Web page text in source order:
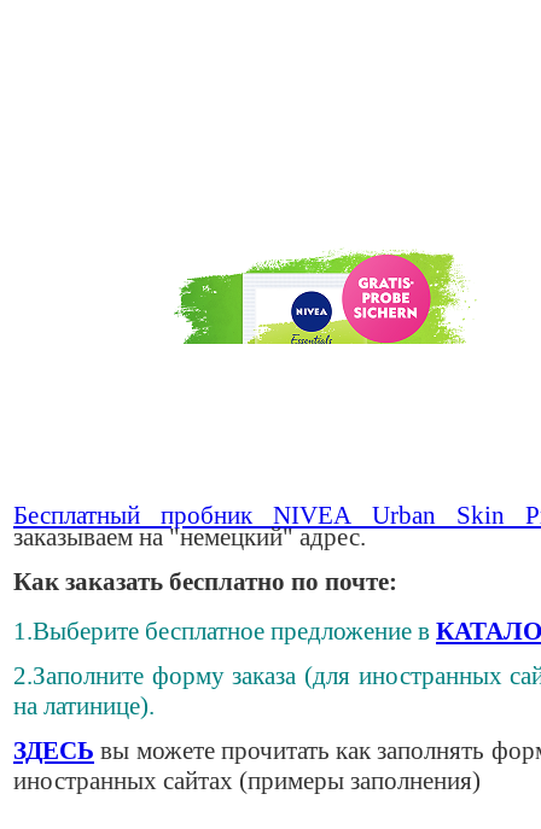
Бесплатный пробник NIVEA Urban Skin
заказываем на "немецкий" адрес.
Как заказать бесплатно по почте:
1.Выберите бесплатное предложение в
2.Заполните форму заказа (для иностранных
на латинице).
ЗДЕСЬ вы можете прочитать как заполнять
иностранных сайтах (примеры заполнения)